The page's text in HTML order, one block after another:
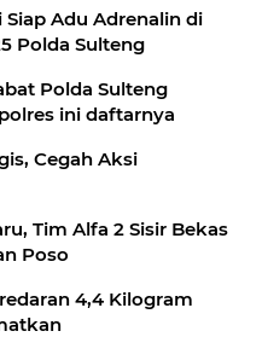
Siap Adu Adrenalin di
Polda Sulteng
Polda Sulteng
ini daftarnya
Cegah Aksi
Tim Alfa 2 Sisir Bekas
Poso
4,4 Kilogram